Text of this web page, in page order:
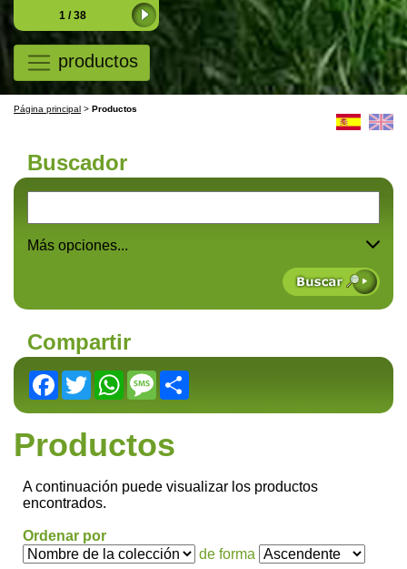
1 / 38
productos
Página principal > Productos
Buscador
Más opciones...
Compartir
Facebook
TwitterWhatsApp
Message
Productos
A continuación puede visualizar los productos
encontrados.
Ordenar por
de forma